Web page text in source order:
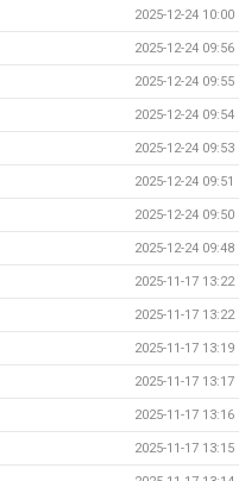
2025-12-24 10:00
2025-12-24 09:56
2025-12-24 09:55
2025-12-24 09:54
2025-12-24 09:53
2025-12-24 09:51
2025-12-24 09:50
2025-12-24 09:48
2025-11-17 13:22
2025-11-17 13:22
2025-11-17 13:19
2025-11-17 13:17
2025-11-17 13:16
2025-11-17 13:15